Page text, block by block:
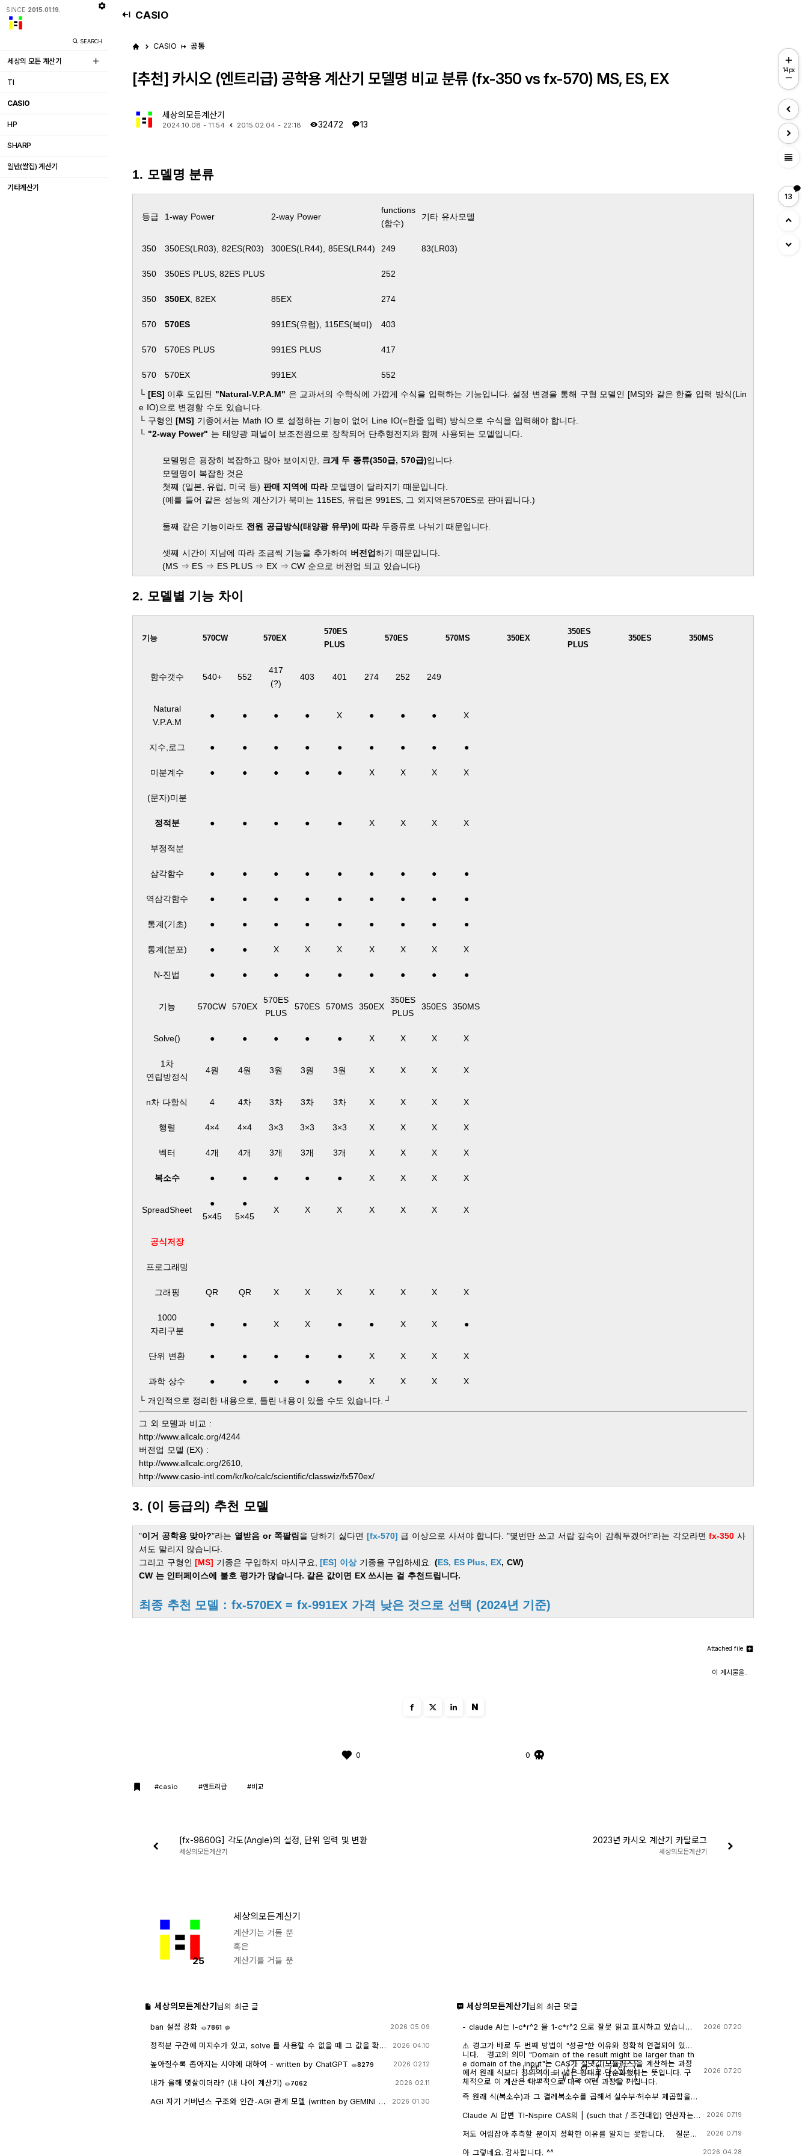
SINCE 2015.01.19.
SEARCH
세상의 모든 계산기
TI
CASIO
HP
SHARP
일반(쌀집) 계산기
기타계산기
CASIO
CASIO 공통
[추천] 카시오 (엔트리급) 공학용 계산기 모델명 비교 분류 (fx-350 vs fx-570) MS, ES, EX
세상의모든계산기
2024.10.08 - 11:54 2015.02.04 - 22:18 32472 13
1. 모델명 분류
등급 1-way Power 2-way Power
functions
(함수)
기타 유사모델
350 350ES(LR03), 82ES(R03) 300ES(LR44), 85ES(LR44) 249 83(LR03)
350 350ES PLUS, 82ES PLUS 252
350 350EX , 82EX 85EX 274
570 570ES 991ES(유럽), 115ES(북미) 403
570 570ES PLUS 991ES PLUS 417
570 570EX 991EX
552
└ [ES] 이후 도입된 "Natural-V.P.A.M" 은 교과서의 수학식에 가깝게 수식을 입력하는 기능입니다. 설정 변경을 통해 구형 모델인 [MS]와 같은 한줄 입력 방식(Lin
e IO)으로 변경할 수도 있습니다.
└ 구형인[MS] 기종에서는 Math IO 로 설정하는 기능이 없어 Line IO(=한줄 입력) 방식으로 수식을 입력해야 합니다.
└ "2-way Power" 는 태양광 패널이 보조전원으로 장착되어 단추형전지와 함께 사용되는 모델입니다.
모델명은 굉장히 복잡하고 많아 보이지만, 크게 두 종류(350급, 570급)입니다.
모델명이 복잡한 것은
첫째 (일본, 유럽, 미국 등) 판매 지역에 따라 모델명이 달라지기 때문입니다.
(예를 들어 같은 성능의 계산기가 북미는 115ES, 유럽은 991ES, 그 외지역은570ES로 판매됩니다.)
둘째 같은 기능이라도 전원 공급방식(태양광 유무)에 따라두종류로 나뉘기 때문입니다.
셋째 시간이 지남에 따라 조금씩 기능을 추가하여 버전업하기 때문입니다.
(MS ⇒ ES ⇒ ES PLUS ⇒ EX ⇒ CW 순으로 버전업 되고 있습니다)
2. 모델별 기능 차이
기능 570CW 570EX
570ES
PLUS
570ES 570MS 350EX
350ES
PLUS
350ES 350MS
함수갯수 540+ 552
417
(?)
403 401 274 252 249
Natural
V.P.A.M
● ● ● ● X ● ● ● X
지수,로그 ● ● ● ● ● ● ● ● ●
미분계수 ● ● ● ● ● X X X X
(문자)미분
정적분 ● ● ● ● ● X X X X
부정적분
삼각함수 ● ● ● ● ● ● ● ● ●
역삼각함수 ● ● ● ● ● ● ● ● ●
통계(기초) ● ● ● ● ● ● ● ● ●
통계(분포) ● ● X X X X X X X
N-진법 ● ● ● ● ● ● ● ● ●
기능 570CW 570EX
570ES
PLUS
570ES 570MS 350EX
350ES
PLUS
350ES 350MS
Solve() ● ● ● ● ● X X X X
1차
연립방정식
4원 4원 3원 3원 3원 X X X X
n차 다항식 4 4차 3차 3차 3차 X X X X
행렬 4×4 4×4 3×3 3×3 3×3 X X X X
벡터 4개 4개 3개 3개 3개 X X X X
복소수 ● ● ● ● ● X X X X
SpreadSheet
●
5×45
●
5×45
X X X X X X X
공식저장
프로그래밍
그래핑 QR QR X X X X X X X
1000
자리구분
● ● X X ● ● X X ●
단위 변환 ● ● ● ● ● X X X X
과학 상수 ● ● ● ● ● X X X
X
└ 개인적으로 정리한 내용으로, 틀린 내용이 있을 수도 있습니다. ┘
그 외 모델과 비교 :
http://www.allcalc.org/4244
버전업 모델 (EX) :
http://www.allcalc.org/2610,
http://www.casio-intl.com/kr/ko/calc/scientific/classwiz/fx570ex/
3. (이 등급의) 추천 모델
"이거 공학용 맞아?"라는 열받음 or 쪽팔림을 당하기 싫다면 [fx-570] 급 이상으로 사셔야 합니다. "몇번만 쓰고 서랍 깊숙이 감춰두겠어!"라는 각오라면fx-350사
셔도 말리지 않습니다.
그리고 구형인[MS] 기종은 구입하지 마시구요,[ES] 이상기종을 구입하세요.(ES, ES Plus, EX, CW)
CW 는 인터페이스에 불호 평가가 많습니다. 같은 값이면 EX 쓰시는 걸 추천드립니다.
최종 추천 모델 : fx-570EX = fx-991EX 가격 낮은 것으로 선택 (2024년 기준)
Attached file
이 게시물을..
N
0 0
#casio #엔트리급 #비교
[fx-9860G] 각도(Angle)의 설정, 단위 입력 및 변환
세상의모든계산기
2023년 카시오 계산기 카탈로그
세상의모든계산기
25
세상의모든계산기
계산기는 거들 뿐
혹은
계산기를 거들 뿐
세상의모든계산기 님의 최근 글
ban 설정 강화
7861
2026 05.09
정적분 구간에 미지수가 있고, solve 를 사용할 수 없을 때 그 값을 확
2026 04.10
높아질수록 좁아지는 시야에 대하여 - written by ChatGPT 8279 2026 02.12
내가 올해 몇살이더라? (내 나이 계산기) 7062 2026 02.11
AGI 자기 거버넌스 구조와 인간-AGI 관계 모델 (written by GEMINI &
2026 01.30
세상의모든계산기 님의 최근 댓글
- claude AI는 l-c*r^2 을 1-c*r^2 으로 잘못 읽고 표시하고 있습니다.
도 결과는 바뀌지 않습니다.
2026 07.20
⚠️ 경고가 바로 두 번째 방법이 "성공"한 이유와 정확히 연결되어 있습
니다. 경고의 의미 "Domain of the result might be larger than th
e domain of the input"는 CAS가 절댓값(모듈러스)을 계산하는 과정
에서 원래 식보다 정의역이 더 넓은 형태로 단순화했다는 뜻입니다. 구
체적으로 이 계산은 내부적으로 대략 이런 과정을 거칩니다.
|ere⋅r|=(ere⋅r)⋅(ere⋅r)―
즉 원래 식(복소수)과 그 켤레복소수를 곱해서 실수부·허수부 제곱합을
→ x 또는 √a·√b → √(ab) 같은 규칙들이 쓰이는데, 이런 규칙들은 x
일일이 다 추적하지 않고 넘어가면서, 원래는 (e≠0, r+l·ω·i ≠ 0 등)
무관하게) 정의되는 1/√(r²+l²·ω²)라는 더 넓은 정의역의 식으로 바꿔
2026 07.20
Claude AI 답변 TI-Nspire CAS의 | (such that / 조건대입) 연산자는
후에 처음부터 다시 "실수부/허수부 분리, 유리화" 같은 재간소화를 자동
첫 번째 경우 (|er/(e·r)| | con_1 and con → 실패) 이 시점의 식은 아직
2026 07.19
저도 어림잡아 추측할 뿐이지 정확한 이유를 알지는 못합니다. 질문하
AI에 넣어 보니 claude AI 가 제일 합리적인 답변을 주어서 이를 붙여
2026 07.19
아 그렇네요. 감사합니다. ^^ 2026 04.28
14px
view_headline
13